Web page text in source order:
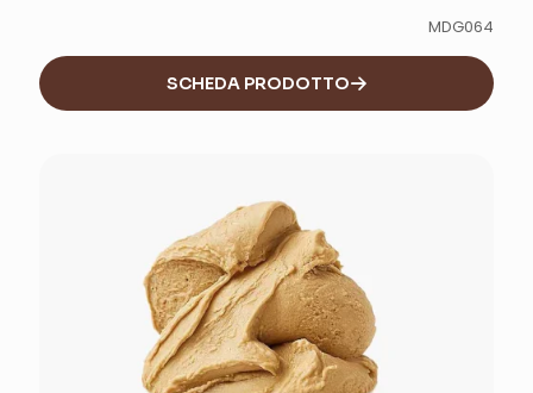
MDG064
SCHEDA PRODOTTO